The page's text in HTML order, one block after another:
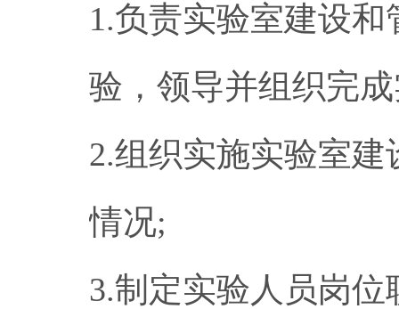
1.负责实验室建设
验，领导并组织完
2.组织实施实验室
情况;
3.制定实验人员岗